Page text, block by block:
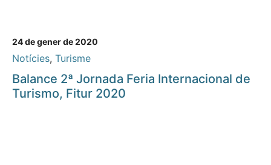
24 de gener de 2020
Notícies, Turisme
Balance 2ª Jornada Feria Internacional de
Turismo, Fitur 2020